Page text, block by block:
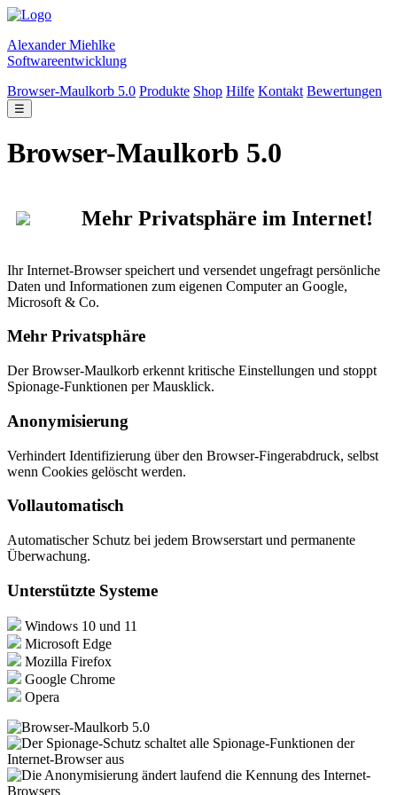
Alexander Miehlke
Softwareentwicklung
Browser-Maulkorb 5.0 Produkte Shop Hilfe Kontakt Bewertungen
☰
Browser-Maulkorb 5.0
Mehr Privatsphäre im Internet!
Ihr Internet-Browser speichert und versendet ungefragt persönliche
Daten und Informationen zum eigenen Computer an Google,
Microsoft & Co.
Mehr Privatsphäre
Der Browser-Maulkorb erkennt kritische Einstellungen und stoppt
Spionage-Funktionen per Mausklick.
Anonymisierung
Verhindert Identifizierung über den Browser-Fingerabdruck, selbst
wenn Cookies gelöscht werden.
Vollautomatisch
Automatischer Schutz bei jedem Browserstart und permanente
Überwachung.
Unterstützte Systeme
Windows 10 und 11
Microsoft Edge
Mozilla Firefox
Google Chrome
Opera